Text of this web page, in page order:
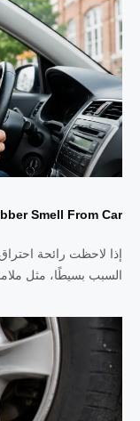
Smell From Car?
إذا لاحظت رائحة
السبب بسيطًا، مثل